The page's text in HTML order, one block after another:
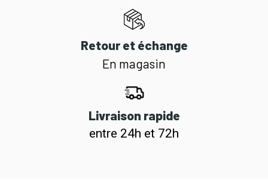
Retour et échange
En magasin
Livraison rapide
entre 24h et 72h